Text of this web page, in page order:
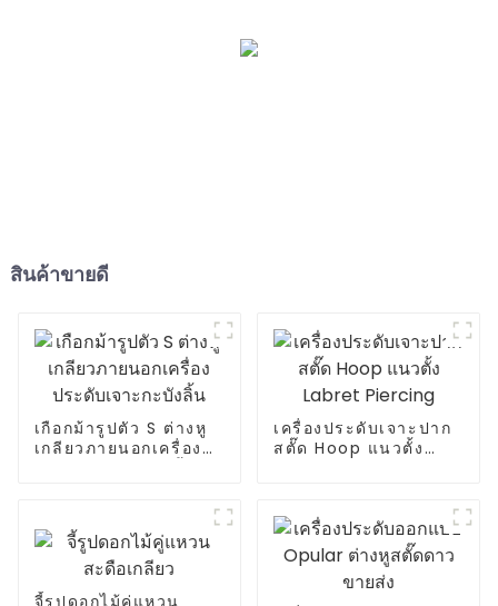
สินค้าขายดี
เกือกม้ารูปตัว S ต่างหู
เกลียวภายนอกเครื่อง
เครื่องประดับเจาะปาก
สตั๊ด Hoop แนวตั้ง